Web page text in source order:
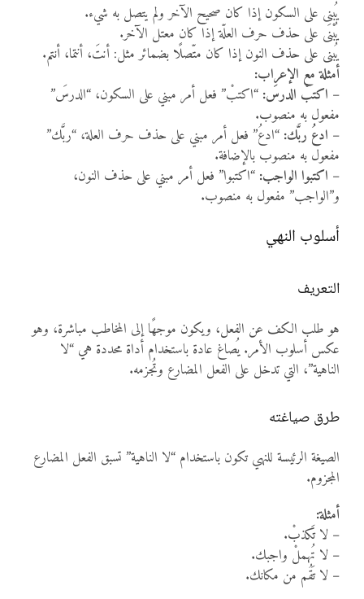
يُبنى على السكون إذا كان صحيح الآخر ولم يتصل به شيء.
يُبْنَى على حذف حرف العلّة إذا كان معتل الآخر.
يُبنى على حذف النون إذا كان متّصلًا بضمائر مثل: أنتَ، أنتما، أنتم.
أمثلة مع الإعراب:
– اكتبْ الدرسَ: “اكتبْ” فعل أمر مبني على السكون، “الدرسَ”
مفعول به منصوب.
– ادعُ ربَّك: “ادعُ” فعل أمر مبني على حذف حرف العلة، “ربَّك”
مفعول به منصوب بالإضافة.
– اكتبوا الواجب: “اكتبوا” فعل أمر مبني على حذف النون،
و”الواجب” مفعول به منصوب.
أسلوب النهي
التعريف
هو طلب الكف عن الفعل، ويكون موجهًا إلى المخاطب مباشرة، وهو
عكس أسلوب الأمر. يُصاغ عادة باستخدام أداة محددة هي “لا
الناهية”، التي تدخل على الفعل المضارع وتُجزمه.
طرق صياغته
الصيغة الرئيسة للنهي تكون باستخدام “لا الناهية” تسبق الفعل المضارع
المجزوم.
أمثلة:
– لا تَكذبْ.
– لا تُهملْ واجبك.
– لا تَقُم من مكانك.